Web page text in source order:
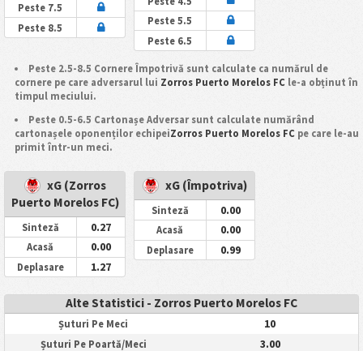
Peste 7.5
Peste 8.5
Peste 5.5
Peste 6.5
Peste 2.5-8.5 Cornere Împotrivă sunt calculate ca numărul de
cornere pe care adversarul lui Zorros Puerto Morelos FCle-a obținut în
timpul meciului.
Peste 0.5-6.5 Cartonașe Adversar sunt calculate numărând
cartonașele oponenților echipeiZorros Puerto Morelos FCpe care le-au
primit într-un meci.
xG (Zorros
Puerto Morelos FC)
Sinteză 0.27
Acasă 0.00
Deplasare 1.27
xG (Împotriva)
Sinteză 0.00
Acasă 0.00
Deplasare 0.99
Alte Statistici - Zorros Puerto Morelos FC
Șuturi Pe Meci 10
Șuturi Pe Poartă/Meci 3.00